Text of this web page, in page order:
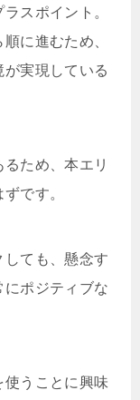
スポイント。
に進むため、
実現している
ため、本エリ
です。
ても、懸念す
にポジティブな
うことに興味